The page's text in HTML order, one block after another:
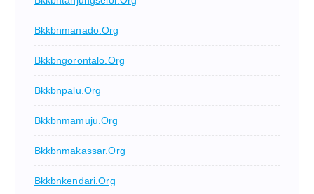
Bkkbnmanado.org
Bkkbngorontalo.org
Bkkbnpalu.org
Bkkbnmamuju.org
Bkkbnmakassar.org
Bkkbnkendari.org